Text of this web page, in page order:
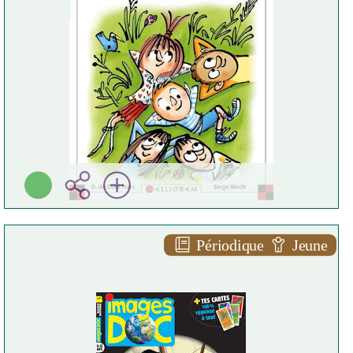
Calligram ( [Coppet] -
2026 )
Plus d'infos
Périodique Jeune
Image doc n°452 août 2026
Plus d'infos